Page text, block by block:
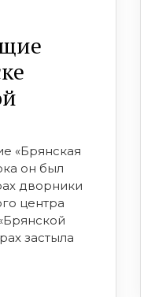
«Брянская
он был
дворники
центра
застыла